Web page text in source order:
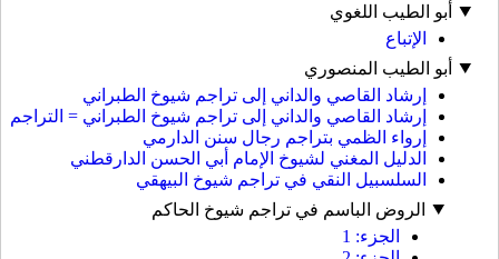
أبو الطيب اللغوي
الإتباع
أبو الطيب المنصوري
إرشاد القاصي والداني إلى تراجم شيوخ الطبراني
إرشاد القاصي والداني إلى تراجم شيوخ الطبراني = التراجم
إرواء الظمي بتراجم رجال سنن الدارمي
الدليل المغني لشيوخ الإمام أبي الحسن الدارقطني
السلسبيل النقي في تراجم شيوخ البيهقي
الروض الباسم في تراجم شيوخ الحاكم
الجزء: 1